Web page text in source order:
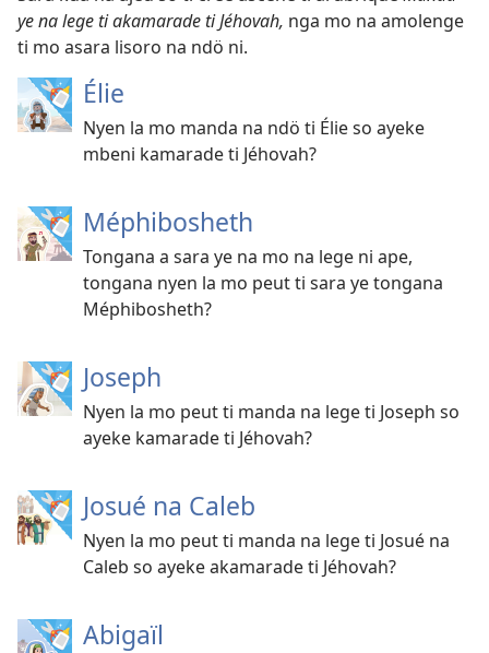
ye na lege ti akamarade ti Jéhovah, nga mo na amolenge
ti mo asara lisoro na ndö ni.
Élie
Nyen la mo manda na ndö ti Élie so ayeke
mbeni kamarade ti Jéhovah?
Méphibosheth
Tongana a sara ye na mo na lege ni ape,
tongana nyen la mo peut ti sara ye tongana
Méphibosheth?
Joseph
Nyen la mo peut ti manda na lege ti Joseph so
ayeke kamarade ti Jéhovah?
Josué na Caleb
Nyen la mo peut ti manda na lege ti Josué na
Caleb so ayeke akamarade ti Jéhovah?
Abigaïl